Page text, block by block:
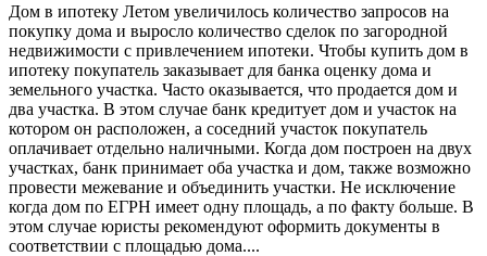
Дом в ипотеку Летом увеличилось количество запросов на
покупку дома и выросло количество сделок по загородной
недвижимости с привлечением ипотеки. Чтобы купить дом в
ипотеку покупатель заказывает для банка оценку дома и
земельного участка. Часто оказывается, что продается дом и
два участка. В этом случае банк кредитует дом и участок на
котором он расположен, а соседний участок покупатель
оплачивает отдельно наличными. Когда дом построен на двух
участках, банк принимает оба участка и дом, также возможно
провести межевание и объединить участки. Не исключение
когда дом по ЕГРН имеет одну площадь, а по факту больше. В
этом случае юристы рекомендуют оформить документы в
соответствии с площадью дома....